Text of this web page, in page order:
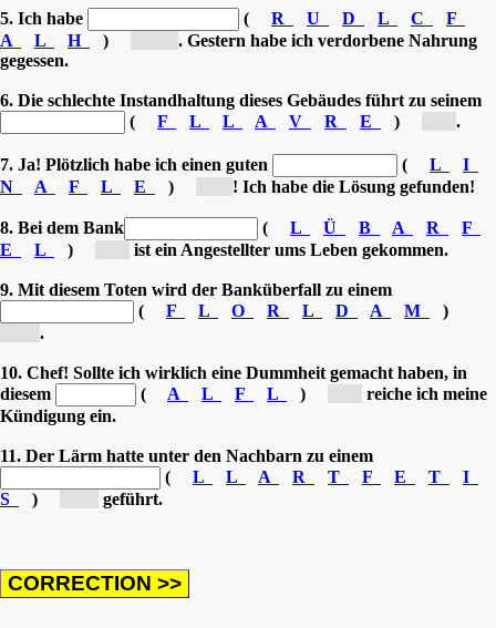
5. Ich habe ( R U D L C
F
A
L H )
. Gestern habe ich verdorbene Nahrung
gegessen.
6. Die schlechte Instandhaltung dieses Gebäudes führt zu seinem
(
F L L A V R E ) .
7. Ja! Plötzlich habe ich einen guten ( L
I
N
A F L E ) ! Ich habe die Lösung gefunden!
8. Bei dem Bank ( L Ü B A R
F
E
L ) ist ein Angestellter ums Leben gekommen.
9. Mit diesem Toten wird der Banküberfall zu einem
(
F L O R L D A M
)
.
10. Chef! Sollte ich wirklich eine Dummheit gemacht haben, in
diesem
( A L F L )
reiche ich meine
Kündigung ein.
11. Der Lärm hatte unter den Nachbarn zu einem
(
L L A R T F E T
I
S
) geführt.